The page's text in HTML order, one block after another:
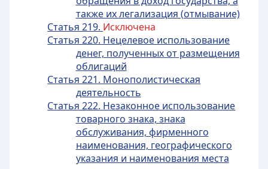
также их легализация (отмывание)
Статья 219. Исключена
Статья 220. Нецелевое использование
денег, полученных от размещения
облигаций
Статья 221. Монополистическая
деятельность
Статья 222. Незаконное использование
товарного знака, знака
обслуживания, фирменного
наименования, географического
указания и наименования места